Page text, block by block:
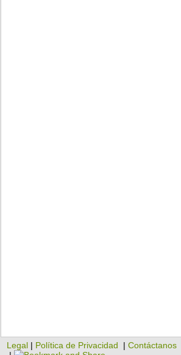
Legal | Política de Privacidad |Contáctanos